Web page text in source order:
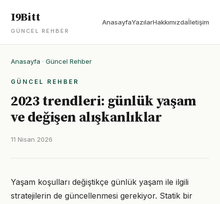
I9Bitt
GÜNCEL REHBER
AnasayfaYazılarHakkımızdaİletişim
Anasayfa · Güncel Rehber
GÜNCEL REHBER
2023 trendleri: günlük yaşam
ve değişen alışkanlıklar
11 Nisan 2026
Yaşam koşulları değiştikçe günlük yaşam ile ilgili
stratejilerin de güncellenmesi gerekiyor. Statik bir